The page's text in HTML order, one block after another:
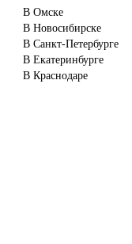
В Омске
В Новосибирске
В Санкт-Петербурге
В Екатеринбурге
В Краснодаре